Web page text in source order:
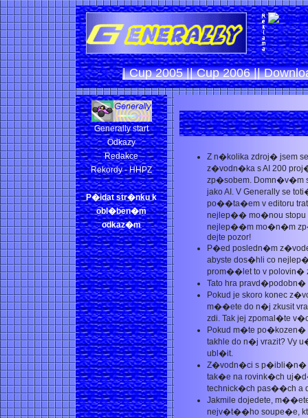
Z n�kolika zdroj� jsem
z�vodn�ka s AI 200
zp�sobem. Domn�v�m
jako AI. V Generally se
po��ta�em v editoru
nejlep�� mo�nou stopu
nejlep��m mo�n�m
dejte pozor!
P�ed posledn�m
abyste dos�hli co
prom��let to v polovin�
Tato hra
Pokud je skoro konec
m��ete do n�j zkusit
zdi. Tak jej zpomal�te
Pokud m�te
takhle do n�j vrazit? Vy
ubl�it.
Z�vodn�ci s p�ibli�n�
tak�e na rovink�ch
technick�ch pas��ch a
Jakmile dojedete,
nejv�t��ho soupe�e,
Generally start
Odkazy
Redakce
Rekordy - HHPZ
P�idat str�nku k
obl�ben�m
odkaz�m
| Cup 2005 || Cup 2006 ||